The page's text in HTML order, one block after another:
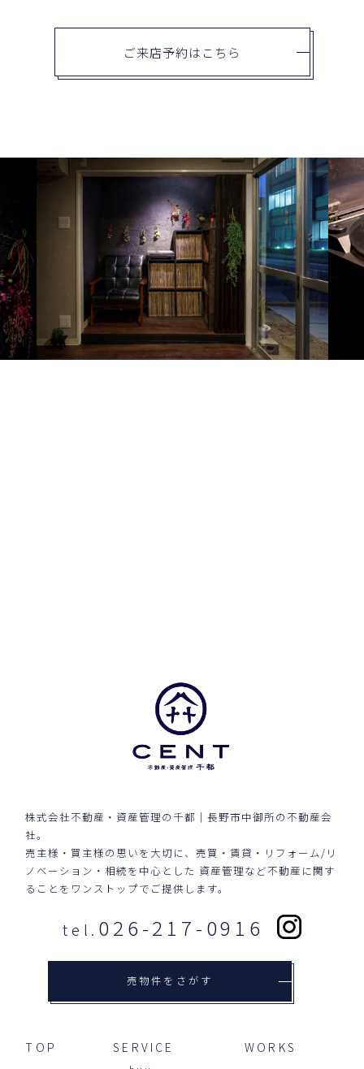
ご来店予約はこちら
株式会社不動産・資産管理の千都｜長野市中御所の不動産会
社。
売主様・買主様の思いを大切に、売買・賃貸・リフォーム/リ
ノベーション・相続を中心とした 資産管理など不動産に関す
ることをワンストップでご提供します。
tel. 026-217-0916
売物件をさがす
TOP
SERVICE
WORKS